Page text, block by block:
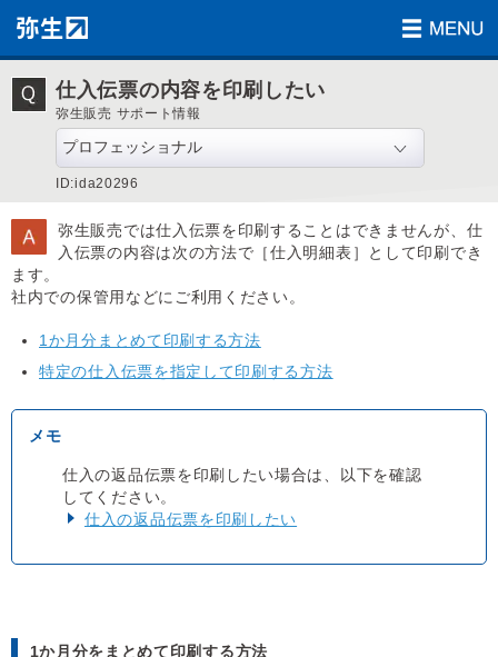
仕入伝票の内容を印刷したい
弥生販売 サポート情報
ID:ida20296
弥生販売では仕入伝票を印刷することはできませんが、仕
入伝票の内容は次の方法で［仕入明細表］として印刷でき
ます。
社内での保管用などにご利用ください。
1か月分まとめて印刷する方法
特定の仕入伝票を指定して印刷する方法
仕入の返品伝票を印刷したい場合は、以下を確認
してください。
仕入の返品伝票を印刷したい
1か月分をまとめて印刷する方法